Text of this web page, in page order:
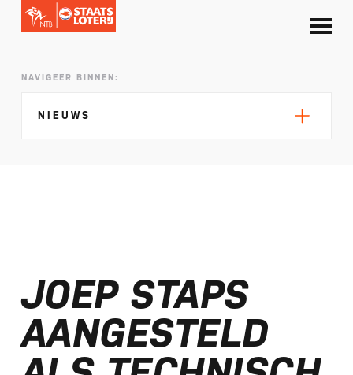
NAVIGEER BINNEN:
NIEUWS
Selectie EK lange afstand Almere bekend
Kalenders T50 en T100 World Championship
Tour 2027 bekend
NTB ontvangt bijdrage van Nederlandse
Loterij​
JOEP STAPS
AANGESTELD